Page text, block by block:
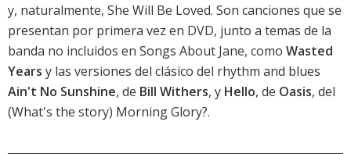
y, naturalmente, She Will Be Loved. Son canciones que se
presentan por primera vez en DVD, junto a temas de la
banda no incluidos en Songs About Jane, como Wasted
Years y las versiones del clásico del rhythm and blues
Ain't No Sunshine, de Bill Withers, y Hello, de Oasis, del
(What's the story) Morning Glory?.